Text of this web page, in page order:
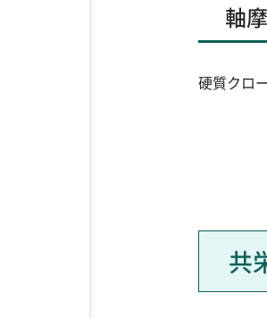
軸
硬質クロ
共